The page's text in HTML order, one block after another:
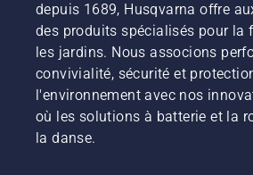
depuis 1689, Husqvarna offre
des produits spécialisés pour la
les jardins. Nous associons
convivialité, sécurité et
l'environnement avec nos
où les solutions à batterie et la
la danse.